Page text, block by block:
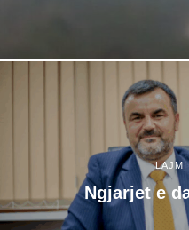
LAJMI
Ngjarjet e